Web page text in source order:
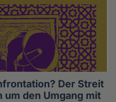
Der Streit
um den Umgang mit